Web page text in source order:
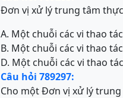
Đơn vị xử lý trung tâm
A. Một chuỗi các vi thao
B. Một chuỗi các vi thao
D. Một chuỗi các vi thao
Câu hỏi 789297:
Cho một Đơn vị xử lý trung